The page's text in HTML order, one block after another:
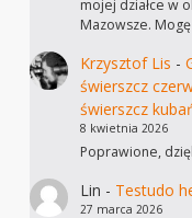
mojej działce w
Mazowsze.
Krzysztof Lis -
świerszcz
świerszcz
8 kwietnia 2026
Poprawione,
Lin - Testudo
27 marca 2026